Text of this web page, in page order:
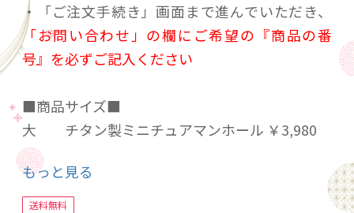
・「ご注文手続き」画面まで進んでいただき、
「お問い合わせ」の欄にご希望の『商品の番
号』を必ずご記入ください
■商品サイズ■
大 チタン製ミニチュアマンホール ￥3,980
直径100ｍｍ 厚み5ｍｍ 重量65ｇ
材質 マンホール…チタン製 外枠…ABS樹脂
製
もっと見る
送料無料